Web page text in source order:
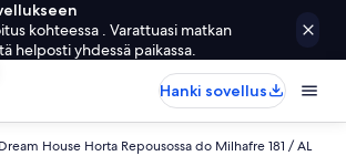
kohteessa . Varattuasi matkan
helposti yhdessä paikassa.
Hanki sovellus
House Horta Repousossa do Milhafre 181 / AL